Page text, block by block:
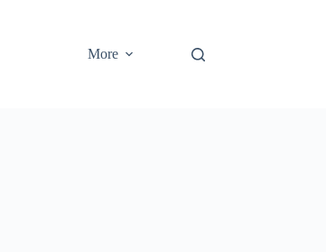
More